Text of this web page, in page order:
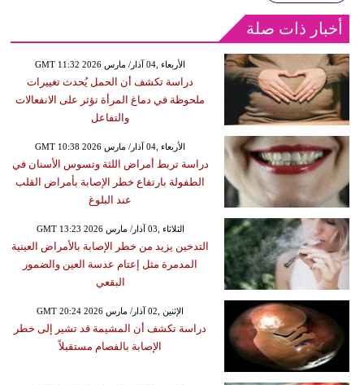
أخبار ذات صلة
GMT 11:32 2026 الأربعاء ,04 آذار/ مارس
دراسة تكشف أن الحمل يُحدث تغييرات
ملحوظة في دماغ المرأة تؤثر على الانفعالات
والتفاعل
GMT 10:38 2026 الأربعاء ,04 آذار/ مارس
دراسة تربط أمراض اللثة وتسوس الأسنان في
الطفولة بارتفاع خطر الإصابة بأمراض القلب
عند البلوغ
GMT 13:23 2026 الثلاثاء ,03 آذار/ مارس
التدخين يزيد من خطر الإصابة بالأمراض العينية
المدمرة مثل إعتام عدسة العين والضمور
البقعي
GMT 20:24 2026 الإثنين ,02 آذار/ مارس
دراسة تكشف أن المشيمة قد تشير إلى خطر
الإصابة بالفصام مستقبلاً